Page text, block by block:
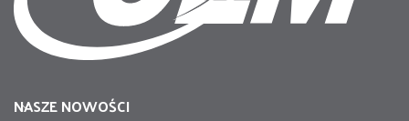
NASZE NOWOŚCI